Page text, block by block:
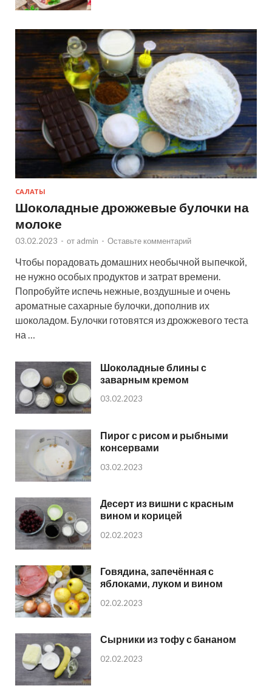
САЛАТЫ
Шоколадные дрожжевые булочки на
молоке
03.02.2023 - от admin - Оставьте комментарий
Чтобы порадовать домашних необычной выпечкой,
не нужно особых продуктов и затрат времени.
Попробуйте испечь нежные, воздушные и очень
ароматные сахарные булочки, дополнив их
шоколадом. Булочки готовятся из дрожжевого теста
на …
Шоколадные блины с
заварным кремом
03.02.2023
Пирог с рисом и рыбными
консервами
03.02.2023
Десерт из вишни с красным
вином и корицей
02.02.2023
Говядина, запечённая с
яблоками, луком и вином
02.02.2023
Сырники из тофу с бананом
02.02.2023